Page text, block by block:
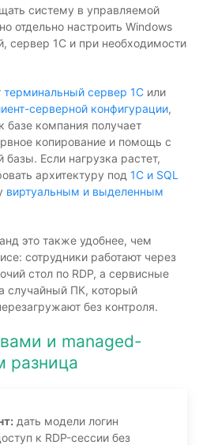
систему в управляемой
отдельно настроить Windows
сервер 1С и при необходимости
терминальный сервер 1С или
серверной конфигурации,
базе компания получает
копирование и помощь с
Если нагрузка растет,
архитектуру под 1С и SQL
виртуальным и выделенным
это также удобнее, чем
сотрудники работают через
стол по RDP, а сервисные
случайный ПК, который
без контроля.
и managed-
разница
дать модели логин
к RDP-сессии без